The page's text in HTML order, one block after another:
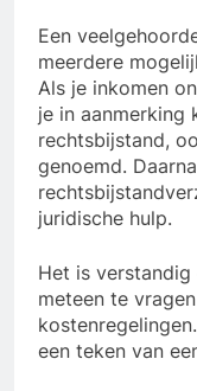
Een
meerdere
Als je inkomen
je in aanmerking
rechtsbijstand,
genoemd.
juridische hulp.
Het is
meteen te
een teken van